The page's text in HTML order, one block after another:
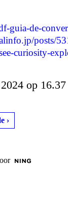
guia-de-
posts/
curiosity-
op
›